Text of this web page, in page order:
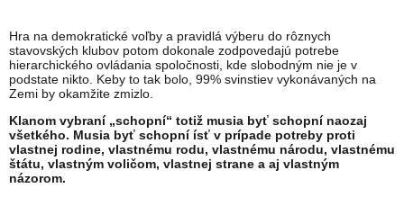
Hra na demokratické voľby a pravidlá výberu do rôznych
stavovských klubov potom dokonale zodpovedajú potrebe
hierarchického ovládania spoločnosti, kde slobodným nie je v
podstate nikto. Keby to tak bolo, 99% svinstiev vykonávaných na
Zemi by okamžite zmizlo.
Klanom vybraní „schopní“ totiž musia byť schopní naozaj
všetkého. Musia byť schopní ísť v prípade potreby proti
vlastnej rodine, vlastnému rodu, vlastnému národu, vlastnému
štátu, vlastným voličom, vlastnej strane a aj vlastným
názorom.